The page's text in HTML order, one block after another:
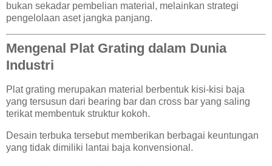
bukan sekadar pembelian material, melainkan strategi
pengelolaan aset jangka panjang.
Mengenal Plat Grating dalam Dunia
Industri
Plat grating merupakan material berbentuk kisi-kisi baja
yang tersusun dari bearing bar dan cross bar yang saling
terikat membentuk struktur kokoh.
Desain terbuka tersebut memberikan berbagai keuntungan
yang tidak dimiliki lantai baja konvensional.